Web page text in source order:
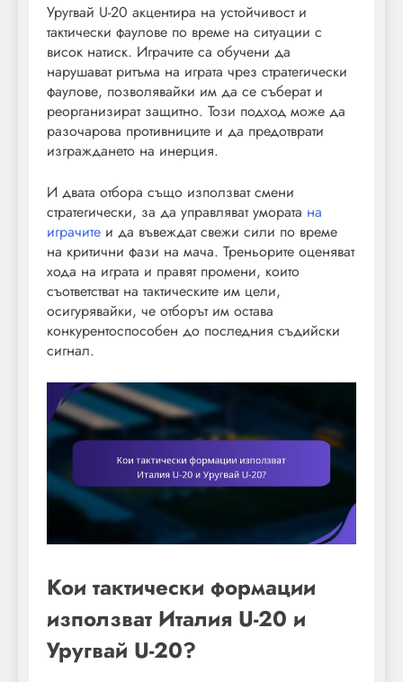
Уругвай U-20 акцентира на устойчивост и
тактически фаулове по време на ситуации с
висок натиск. Играчите са обучени да
нарушават ритъма на играта чрез стратегически
фаулове, позволявайки им да се съберат и
реорганизират защитно. Този подход може да
разочарова противниците и да предотврати
изграждането на инерция.
И двата отбора също използват смени
стратегически, за да управляват умората на
играчите и да въвеждат свежи сили по време
на критични фази на мача. Треньорите оценяват
хода на играта и правят промени, които
съответстват на тактическите им цели,
осигурявайки, че отборът им остава
конкурентоспособен до последния съдийски
сигнал.
Кои тактически формации
използват Италия U-20 и
Уругвай U-20?